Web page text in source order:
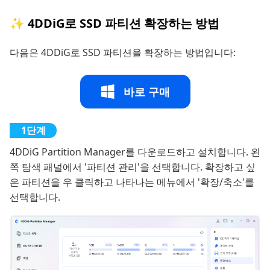
✨ 4DDiG로 SSD 파티션 확장하는 방법
다음은 4DDiG로 SSD 파티션을 확장하는 방법입니다:
바로 구매
4DDiG Partition Manager를 다운로드하고 설치합니다. 왼
쪽 탐색 패널에서 '파티션 관리'을 선택합니다. 확장하고 싶
은 파티션을 우 클릭하고 나타나는 메뉴에서 '확장/축소'를
선택합니다.